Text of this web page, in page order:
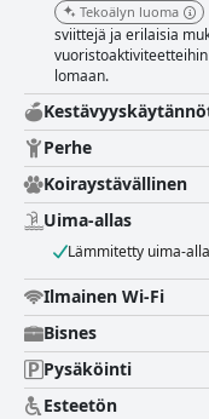
Tekoälyn luoma
sviittejä ja erilaisia
lomaan.
Perhe
Koiraystävällinen
Uima-allas
Lämmitetty uima-
Ilmainen Wi-Fi
Bisnes
Pysäköinti
Esteetön